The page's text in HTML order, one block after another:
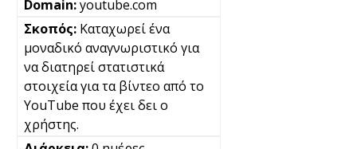
youtube.com
Καταχωρεί ένα
μοναδικό αναγνωριστικό για
να διατηρεί στατιστικά
στοιχεία για τα βίντεο από το
YouTube που έχει δει ο
χρήστης.